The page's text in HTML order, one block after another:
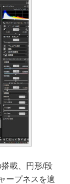
載、円形/段
ープネスを適